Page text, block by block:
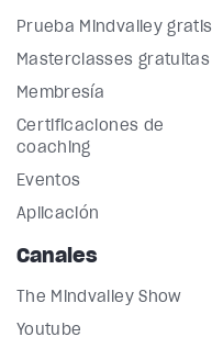
Prueba Mindvalley gratis
Masterclasses gratuitas
Membresía
Certificaciones de
coaching
Eventos
Aplicación
Canales
The Mindvalley Show
Youtube